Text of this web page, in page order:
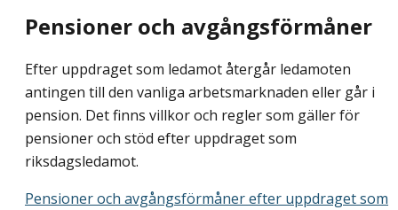
Pensioner och avgångsförmåner
Efter uppdraget som ledamot återgår ledamoten
antingen till den vanliga arbetsmarknaden eller går i
pension. Det finns villkor och regler som gäller för
pensioner och stöd efter uppdraget som
riksdagsledamot.
Pensioner och avgångsförmåner efter uppdraget som